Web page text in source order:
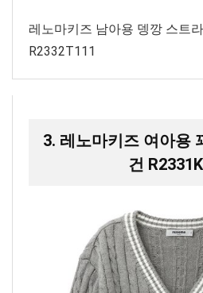
레노마키즈 남아용 뎅깡 스트
R2332T111
3. 레노마키즈 여아용
건